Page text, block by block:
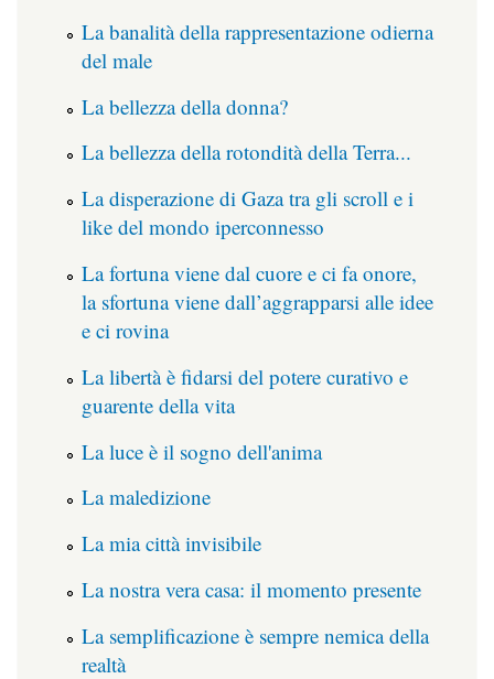
La banalità della rappresentazione odierna
del male
La bellezza della donna?
La bellezza della rotondità della Terra...
La disperazione di Gaza tra gli scroll e i
like del mondo iperconnesso
La fortuna viene dal cuore e ci fa onore,
la sfortuna viene dall’aggrapparsi alle idee
e ci rovina
La libertà è fidarsi del potere curativo e
guarente della vita
La luce è il sogno dell'anima
La maledizione
La mia città invisibile
La nostra vera casa: il momento presente
La semplificazione è sempre nemica della
realtà